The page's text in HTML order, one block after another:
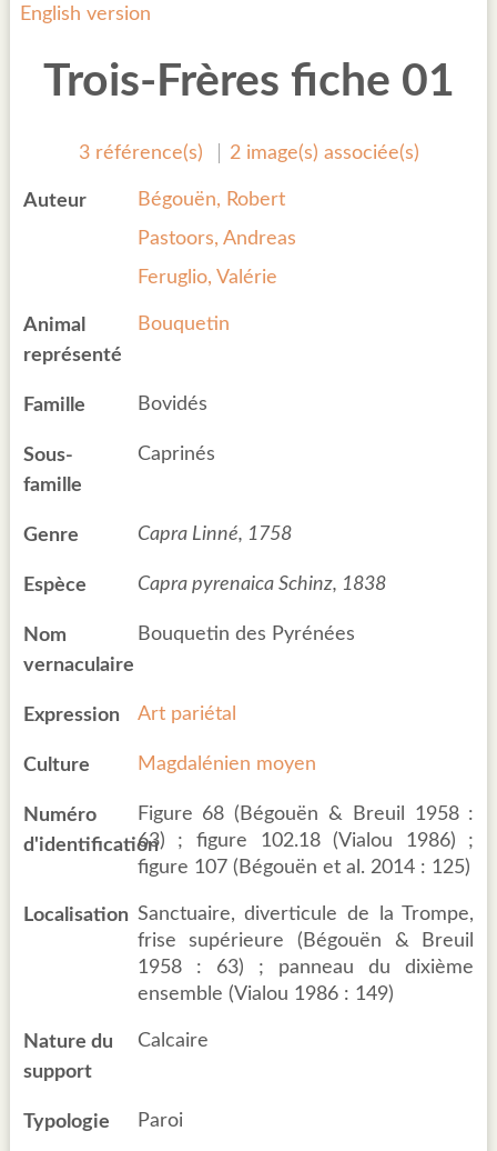
English version
Trois-Frères fiche 01
3 référence(s) 2 image(s) associée(s)
Auteur
Bégouën, Robert
Pastoors, Andreas
Feruglio, Valérie
Animal
représenté
Bouquetin
Famille Bovidés
Sous-
famille
Caprinés
Genre Capra Linné, 1758
Espèce Capra pyrenaica Schinz, 1838
Nom
vernaculaire
Bouquetin des Pyrénées
Expression Art pariétal
Culture Magdalénien moyen
Numéro
d'identification
Figure 68 (Bégouën & Breuil 1958 :
63) ; figure 102.18 (Vialou 1986) ;
figure 107 (Bégouën et al. 2014 : 125)
Localisation Sanctuaire, diverticule de la Trompe,
frise supérieure (Bégouën & Breuil
1958 : 63) ; panneau du dixième
ensemble (Vialou 1986 : 149)
Nature du
support
Calcaire
Typologie Paroi